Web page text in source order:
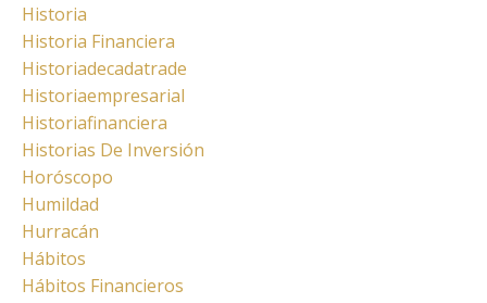
Historia
Historia Financiera
Historiadecadatrade
Historiaempresarial
Historiafinanciera
Historias De Inversión
Horóscopo
Humildad
Hurracán
Hábitos
Hábitos Financieros